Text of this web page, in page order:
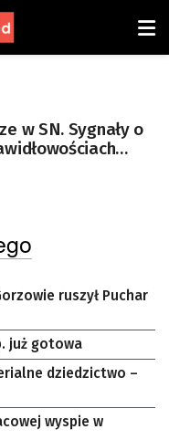
w SN. Sygnały o
ruszył Puchar
już gotowa
dziedzictwo –
wyspie w